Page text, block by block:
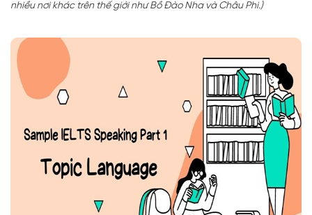
nhiều nơi khác trên thế giới như Bồ Đào Nha và Châu Phi.)